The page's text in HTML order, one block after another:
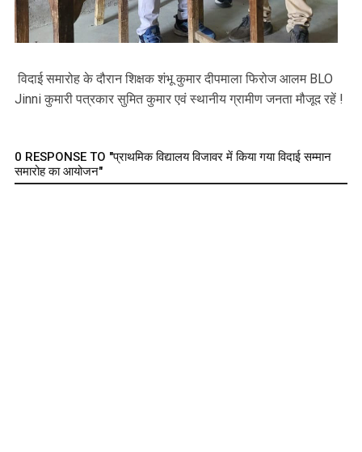
विदाई समारोह के दौरान शिक्षक शंभू कुमार दीपमाला फिरोज आलम BLO
Jinni कुमारी पत्रकार सुमित कुमार एवं स्थानीय ग्रामीण जनता मौजूद रहें !
0 RESPONSE TO "प्राथमिक विद्यालय विजावर में किया गया विदाई सम्मान
समारोह का आयोजन"